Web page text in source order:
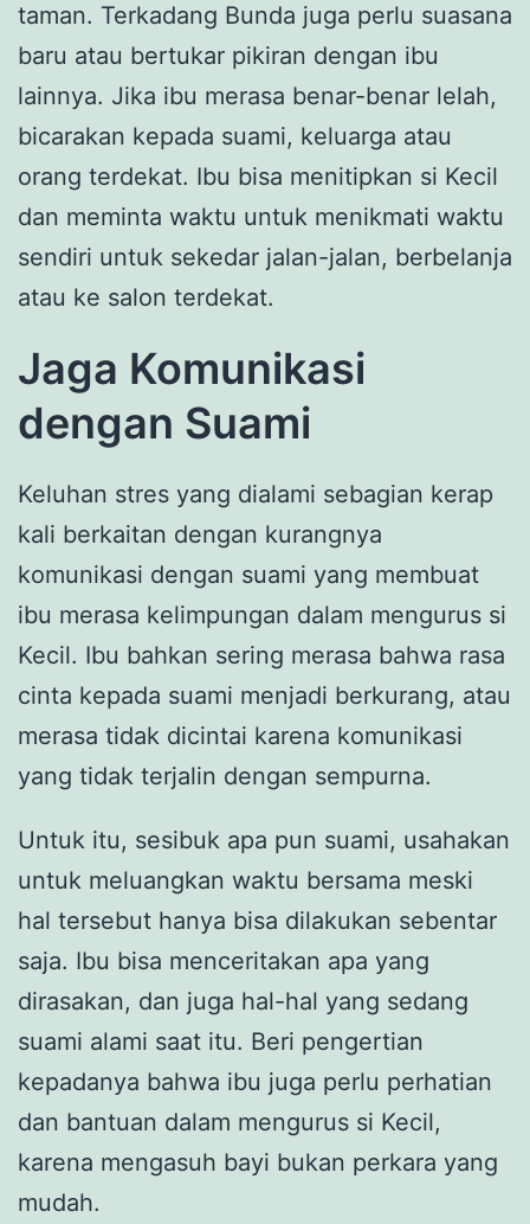
taman. Terkadang Bunda juga perlu suasana
baru atau bertukar pikiran dengan ibu
lainnya. Jika ibu merasa benar-benar lelah,
bicarakan kepada suami, keluarga atau
orang terdekat. Ibu bisa menitipkan si Kecil
dan meminta waktu untuk menikmati waktu
sendiri untuk sekedar jalan-jalan, berbelanja
atau ke salon terdekat.
Jaga Komunikasi
dengan Suami
Keluhan stres yang dialami sebagian kerap
kali berkaitan dengan kurangnya
komunikasi dengan suami yang membuat
ibu merasa kelimpungan dalam mengurus si
Kecil. Ibu bahkan sering merasa bahwa rasa
cinta kepada suami menjadi berkurang, atau
merasa tidak dicintai karena komunikasi
yang tidak terjalin dengan sempurna.
Untuk itu, sesibuk apa pun suami, usahakan
untuk meluangkan waktu bersama meski
hal tersebut hanya bisa dilakukan sebentar
saja. Ibu bisa menceritakan apa yang
dirasakan, dan juga hal-hal yang sedang
suami alami saat itu. Beri pengertian
kepadanya bahwa ibu juga perlu perhatian
dan bantuan dalam mengurus si Kecil,
karena mengasuh bayi bukan perkara yang
mudah.